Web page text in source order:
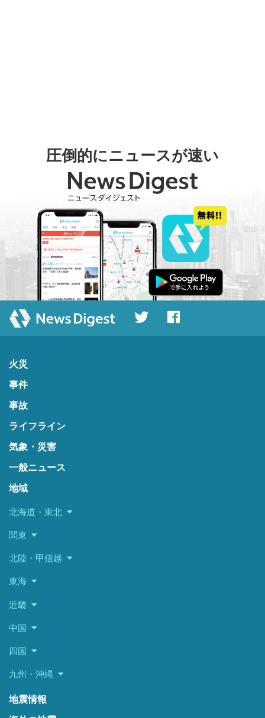
圧倒的にニュースが速い
火災
事件
事故
ライフライン
気象・災害
一般ニュース
地域
北海道・東北
関東
北陸・甲信越
東海
近畿
中国
四国
九州・沖縄
地震情報